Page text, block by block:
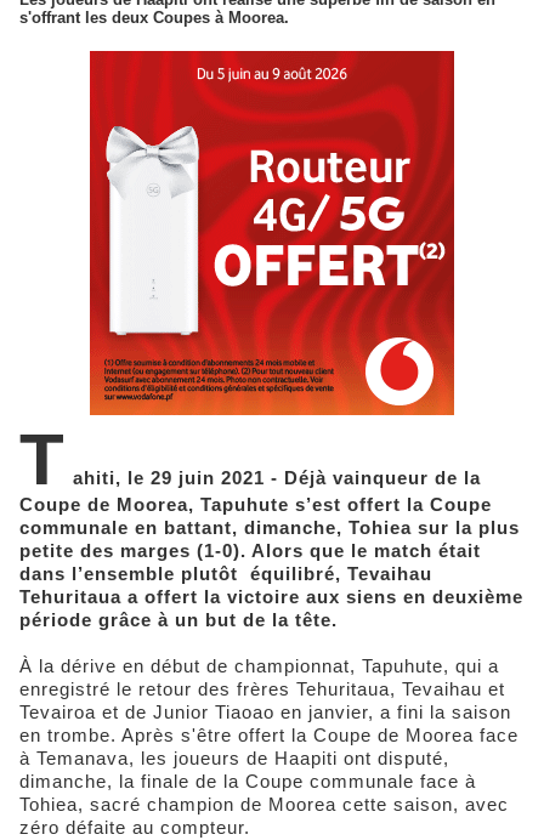
s'offrant les deux Coupes à Moorea.
T ahiti, le 29 juin 2021 - Déjà vainqueur de la
Coupe de Moorea, Tapuhute s’est offert la Coupe
communale en battant, dimanche, Tohiea sur la plus
petite des marges (1-0). Alors que le match était
dans l’ensemble plutôt équilibré, Tevaihau
Tehuritaua a offert la victoire aux siens en deuxième
période grâce à un but de la tête.
À la dérive en début de championnat, Tapuhute, qui a
enregistré le retour des frères Tehuritaua, Tevaihau et
Tevairoa et de Junior Tiaoao en janvier, a fini la saison
en trombe. Après s'être offert la Coupe de Moorea face
à Temanava, les joueurs de Haapiti ont disputé,
dimanche, la finale de la Coupe communale face à
Tohiea, sacré champion de Moorea cette saison, avec
zéro défaite au compteur.